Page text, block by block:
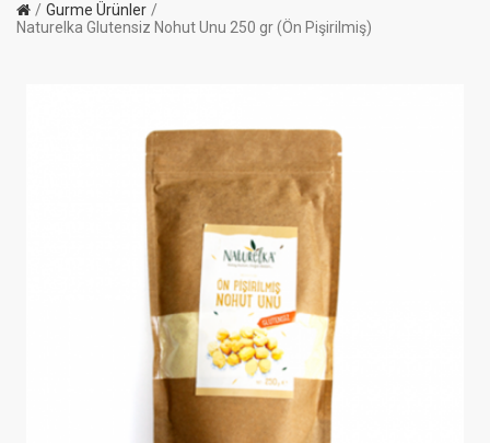
Gurme Ürünler
Naturelka Glutensiz Nohut Unu 250 gr (Ön Pişirilmiş)